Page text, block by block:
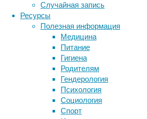
Случайная запись
Ресурсы
Полезная информация
Медицина
Питание
Гигиена
Родителям
Гендерология
Психология
Социология
Спорт
Это
либо
указывает
на
то,
что
рыбы
действительно
какой-
то